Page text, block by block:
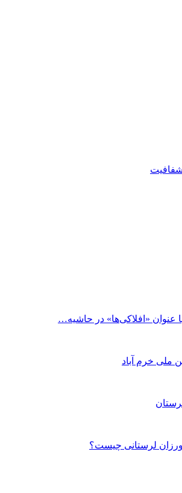
عنوان «افلاکی‌ها» در حاشیه…